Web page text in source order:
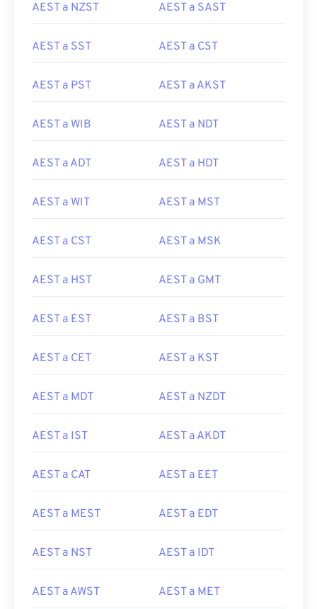
AEST a NZST AEST a SAST
AEST a SST AEST a CST
AEST a PST AEST a AKST
AEST a WIB AEST a NDT
AEST a ADT AEST a HDT
AEST a WIT AEST a MST
AEST a CST AEST a MSK
AEST a HST AEST a GMT
AEST a EST AEST a BST
AEST a CET AEST a KST
AEST a MDT AEST a NZDT
AEST a IST AEST a AKDT
AEST a CAT AEST a EET
AEST a MEST AEST a EDT
AEST a NST AEST a IDT
AEST a AWST AEST a MET